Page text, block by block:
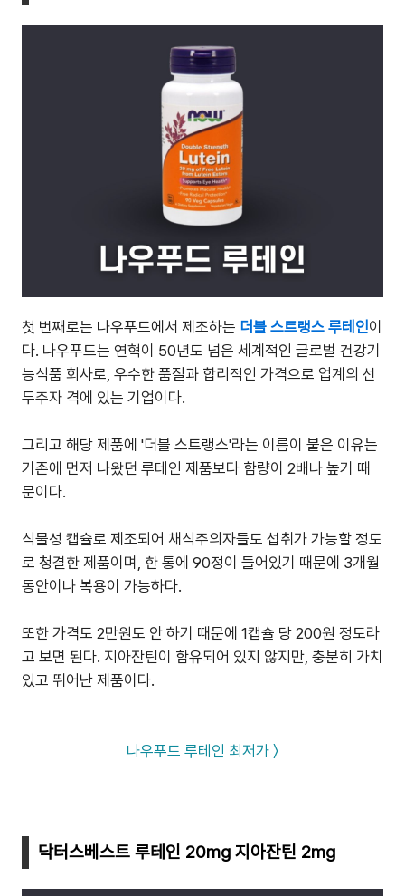
첫 번째로는 나우푸드에서 제조하는 더블 스트랭스 루테인이
다. 나우푸드는 연혁이 50년도 넘은 세계적인 글로벌 건강기
능식품 회사로, 우수한 품질과 합리적인 가격으로 업계의 선
두주자 격에 있는 기업이다.
그리고 해당 제품에 '더블 스트랭스'라는 이름이 붙은 이유는
기존에 먼저 나왔던 루테인 제품보다 함량이 2배나 높기 때
문이다.
식물성 캡슐로 제조되어 채식주의자들도 섭취가 가능할 정도
로 청결한 제품이며, 한 통에 90정이 들어있기 때문에 3개월
동안이나 복용이 가능하다.
또한 가격도 2만원도 안 하기 때문에 1캡슐 당 200원 정도라
고 보면 된다. 지아잔틴이 함유되어 있지 않지만, 충분히 가치
있고 뛰어난 제품이다.
나우푸드 루테인 최저가 〉
닥터스베스트 루테인 20mg 지아잔틴 2mg